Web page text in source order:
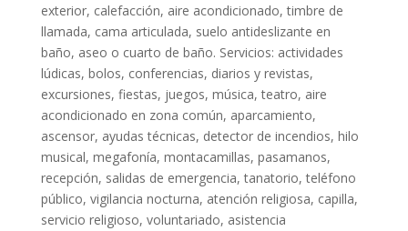
exterior, calefacción, aire acondicionado, timbre de
llamada, cama articulada, suelo antideslizante en
baño, aseo o cuarto de baño. Servicios: actividades
lúdicas, bolos, conferencias, diarios y revistas,
excursiones, fiestas, juegos, música, teatro, aire
acondicionado en zona común, aparcamiento,
ascensor, ayudas técnicas, detector de incendios, hilo
musical, megafonía, montacamillas, pasamanos,
recepción, salidas de emergencia, tanatorio, teléfono
público, vigilancia nocturna, atención religiosa, capilla,
servicio religioso, voluntariado, asistencia